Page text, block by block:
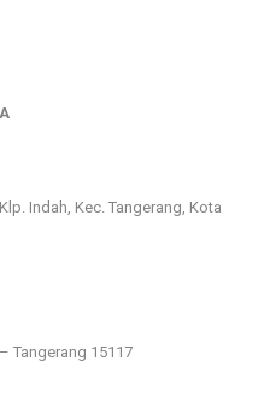
Indah, Kec. Tangerang, Kota
Tangerang 15117